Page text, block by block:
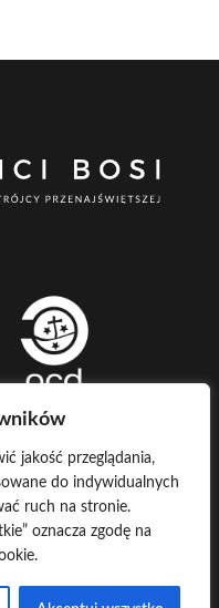
jakość przeglądania,
do indywidualnych
ruch na stronie.
oznacza zgodę na
LOG IN
POCZTA